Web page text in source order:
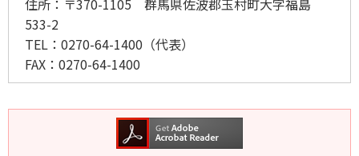
住所： 〒370-1105 群馬県佐波郡玉村町大字福島
533-2
TEL： 0270-64-1400 （代表）
FAX： 0270-64-1400